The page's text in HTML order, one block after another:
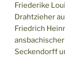
Friederike
Drahtzieher
Friedrich
Seckendorff